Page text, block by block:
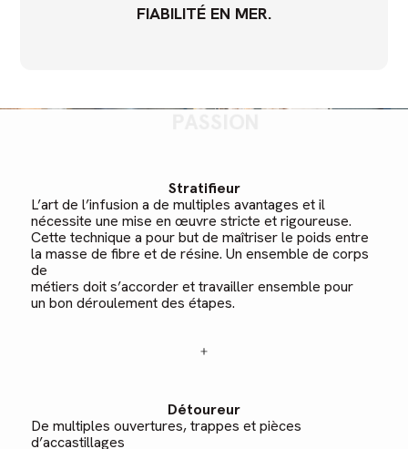
FIABILITÉ EN MER.
Stratifieur
L’art de l’infusion a de multiples avantages et il
nécessite une mise en œuvre stricte et rigoureuse.
Cette technique a pour but de maîtriser le poids entre
la masse de fibre et de résine. Un ensemble de corps
de
métiers doit s’accorder et travailler ensemble pour
un bon déroulement des étapes.
Détoureur
De multiples ouvertures, trappes et pièces
d’accastillages